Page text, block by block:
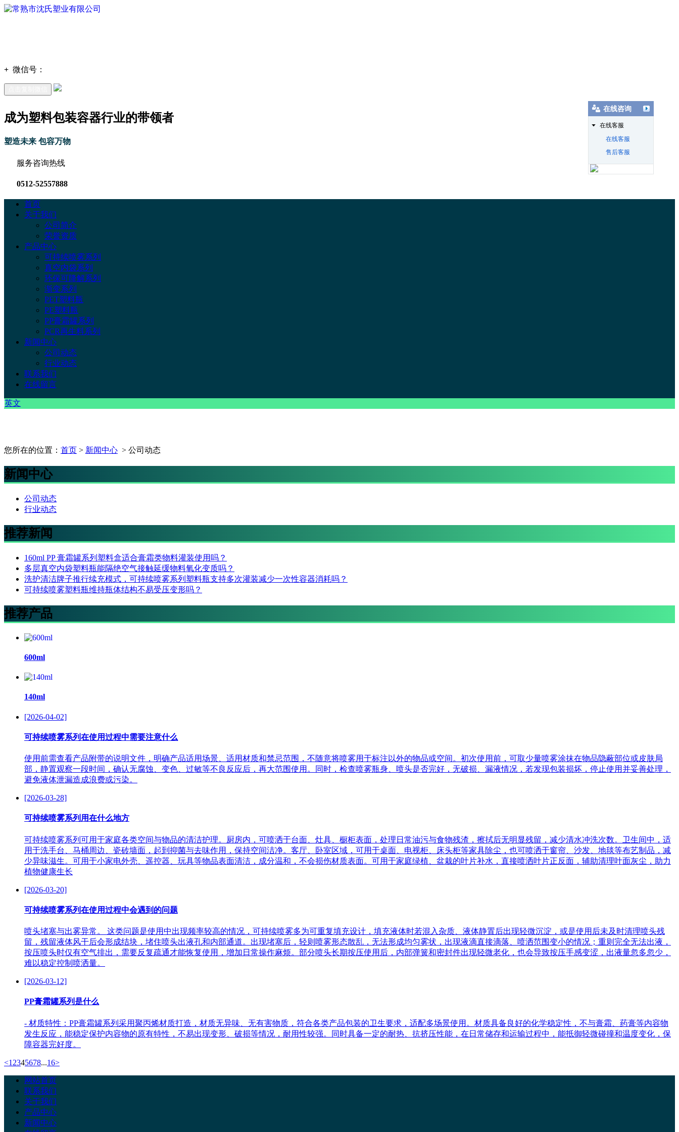
+ 微信号：
成为塑料包装容器行业的带领者
塑造未来 包容万物
服务咨询热线
0512-52557888
首页
关于我们
公司简介
荣誉资质
产品中心
可持续喷雾系列
真空内袋系列
环保可降解系列
渐变系列
PET塑料瓶
PE塑料瓶
PP膏霜罐系列
PCR再生料系列
新闻中心
公司动态
行业动态
联系我们
在线留言
英文
您所在的位置： 首页 > 新闻中心 > 公司动态
新闻中心
公司动态
行业动态
推荐新闻
160ml PP 膏霜罐系列塑料盒适合膏霜类物料灌装使用吗？
多层真空内袋塑料瓶能隔绝空气接触延缓物料氧化变质吗？
洗护清洁牌子推行续充模式，可持续喷雾系列塑料瓶支持多次灌装减少一次性容器消耗吗？
可持续喷雾塑料瓶维持瓶体结构不易受压变形吗？
推荐产品
600ml
140ml
[2026-04-02]
可持续喷雾系列在使用过程中需要注意什么
使用前需查看产品附带的说明文件，明确产品适用场景、适用材质和禁忌范围，不随意将喷雾用于标注以外的物品或空间。初次使用前，可取少量喷雾涂抹在物品隐蔽部位或皮肤局
部，静置观察一段时间，确认无腐蚀、变色、过敏等不良反应后，再大范围使用。同时，检查喷雾瓶身、喷头是否完好，无破损、漏液情况，若发现包装损坏，停止使用并妥善处理，
避免液体泄漏造成浪费或污染。
[2026-03-28]
可持续喷雾系列用在什么地方
可持续喷雾系列可用于家庭各类空间与物品的清洁护理。厨房内，可喷洒于台面、灶具、橱柜表面，处理日常油污与食物残渣，擦拭后无明显残留，减少清水冲洗次数。卫生间中，适
用于洗手台、马桶周边、瓷砖墙面，起到抑菌与去味作用，保持空间洁净。客厅、卧室区域，可用于桌面、电视柜、床头柜等家具除尘，也可喷洒于窗帘、沙发、地毯等布艺制品，减
少异味滋生。可用于小家电外壳、遥控器、玩具等物品表面清洁，成分温和，不会损伤材质表面。可用于家庭绿植、盆栽的叶片补水，直接喷洒叶片正反面，辅助清理叶面灰尘，助力
植物健康生长
[2026-03-20]
可持续喷雾系列在使用过程中会遇到的问题
喷头堵塞与出雾异常。 这类问题是使用中出现频率较高的情况，可持续喷雾多为可重复填充设计，填充液体时若混入杂质、液体静置后出现轻微沉淀，或是使用后未及时清理喷头残
留，残留液体风干后会形成结块，堵住喷头出液孔和内部通道。出现堵塞后，轻则喷雾形态散乱，无法形成均匀雾状，出现液滴直接滴落、喷洒范围变小的情况；重则完全无法出液，
按压喷头时仅有空气排出，需要反复疏通才能恢复使用，增加日常操作麻烦。部分喷头长期按压使用后，内部弹簧和密封件出现轻微老化，也会导致按压手感变涩，出液量忽多忽少，
难以稳定控制喷洒量。
[2026-03-12]
PP膏霜罐系列是什么
- 材质特性：PP膏霜罐系列采用聚丙烯材质打造，材质无异味、无有害物质，符合各类产品包装的卫生要求，适配多场景使用。材质具备良好的化学稳定性，不与膏霜、药膏等内容物
发生反应，能稳定保护内容物的原有特性，不易出现变形、破损等情况，耐用性较强。同时具备一定的耐热、抗挤压性能，在日常储存和运输过程中，能抵御轻微碰撞和温度变化，保
障容器完好度。
<1 2345678...16>
网站首页
联系我们
关于我们
产品中心
新闻中心
在线咨询
在线客服
在线客服
售后客服